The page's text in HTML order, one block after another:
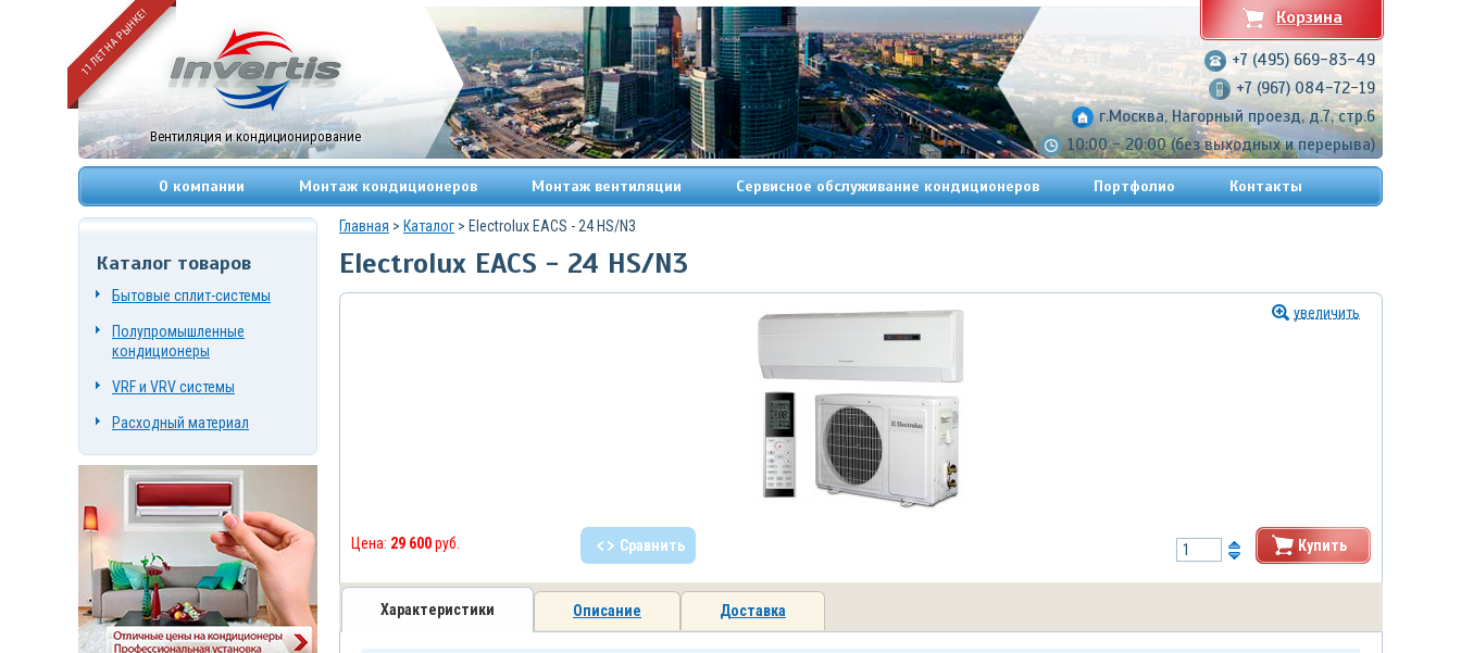
11 ЛЕТ НА РЫНКЕ!
Вентиляция и кондиционирование
+7 (495) 669-83-49
+7 (967) 084-72-19
г.Москва, Нагорный проезд, д.7, стр.6
10:00 - 20:00 (без выходных и перерыва)
Корзина
О компании Монтаж кондиционеров Монтаж вентиляции Сервисное обслуживание кондиционеров Портфолио Контакты
Главная > Каталог > Electrolux EACS - 24 HS/N3
Electrolux EACS - 24 HS/N3
увеличить
Цена: 29 600руб. Сравнить Купить
Характеристики Описание Доставка
Каталог товаров
Бытовые сплит-системы
Полупромышленные
кондиционеры
VRF и VRV системы
Расходный материал